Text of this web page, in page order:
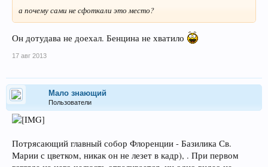
а почему сами не сфоткали это место?
Он дотудава не доехал. Бенцина не хватило
17 авг 2013
Мало знающий
Пользователи
Потрясающий главный собор Флоренции - Базилика Св.
Марии с цветком, никак он не лезет в кадр), . При первом